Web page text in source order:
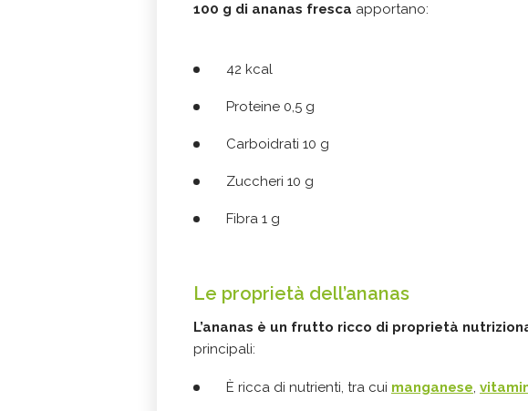
100 g di ananas fresca apportano:
42 kcal
Proteine 0,5 g
Carboidrati 10 g
Zuccheri 10 g
Fibra 1 g
Le proprietà dell’ananas
L’ananas è un frutto ricco di proprietà
principali:
È ricca di nutrienti, tra cui manganese,